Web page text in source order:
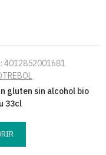
4012852001681
gluten sin alcohol bio
33cl